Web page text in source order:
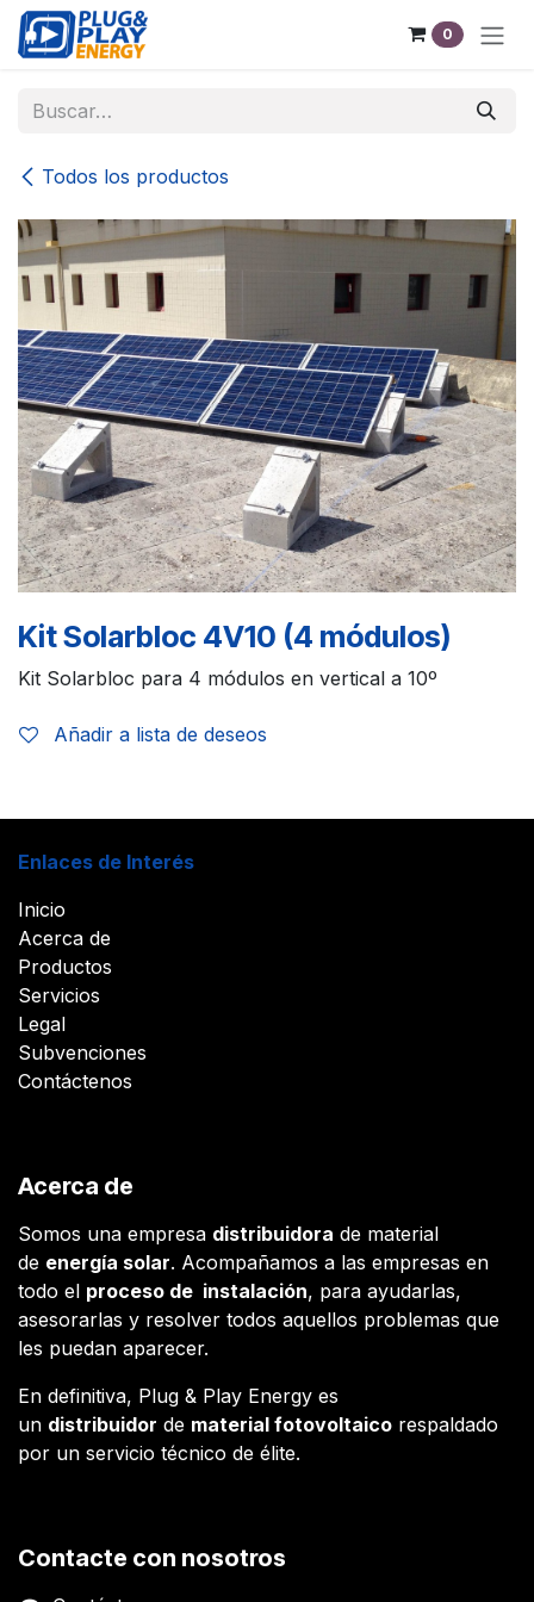
Ir al contenido
0
Todos los productos
Kit Solarbloc 4V10 (4 módulos)
Kit Solarbloc para 4 módulos en vertical a 10º
Añadir a lista de deseos
Enlaces de Interés
Inicio
Acerca de
Productos
Servicios
Legal
Subvenciones
Contáctenos
Acerca de
Somos una empresa distribuidora de material
de energía solar. Acompañamos a las empresas en
todo el proceso de instalación, para ayudarlas,
asesorarlas y resolver todos aquellos problemas que
les puedan aparecer.
En definitiva, Plug & Play Energy es
un distribuidor de material fotovoltaico respaldado
por un servicio técnico de élite.
Contacte con nosotros